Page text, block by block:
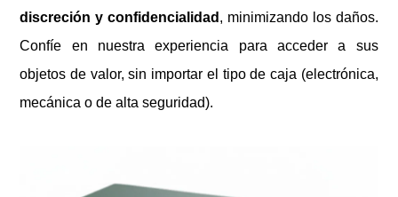
discreción y confidencialidad , minimizando los daños.
Confíe en nuestra experiencia para acceder a sus
objetos de valor, sin importar el tipo de caja (electrónica,
mecánica o de alta seguridad).